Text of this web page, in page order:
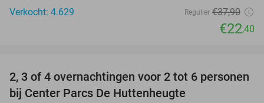
Verkocht: 4.629
Regulier €37,90
€22,40
15%
2, 3 of 4 overnachtingen voor 2 tot 6 personen
bij Center Parcs De Huttenheugte